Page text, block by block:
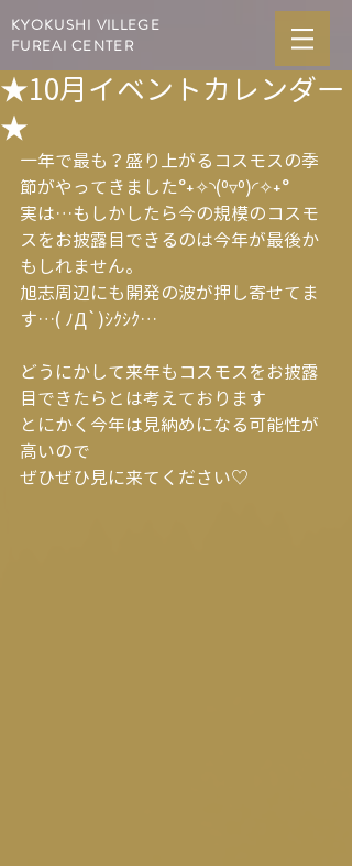
KYOKUSHI VILLEGE
FUREAI CENTER
★10月イベントカレンダー
★
一年で最も？盛り上がるコスモスの季
節がやってきました°˖✧◝(⁰▿⁰)◜✧˖°
実は…もしかしたら今の規模のコスモ
スをお披露目できるのは今年が最後か
もしれません。
旭志周辺にも開発の波が押し寄せてま
す…( ﾉД`)ｼｸｼｸ…
どうにかして来年もコスモスをお披露
目できたらとは考えております
とにかく今年は見納めになる可能性が
高いので
ぜひぜひ見に来てください♡